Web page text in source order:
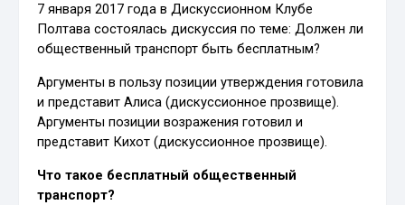
7 января 2017 года в Дискуссионном Клубе
Полтава состоялась дискуссия по теме: Должен ли
общественный транспорт быть бесплатным?
Аргументы в пользу позиции утверждения готовила
и представит Алиса (дискуссионное прозвище).
Аргументы позиции возражения готовил и
представит Кихот (дискуссионное прозвище).
Что такое бесплатный общественный
транспорт?